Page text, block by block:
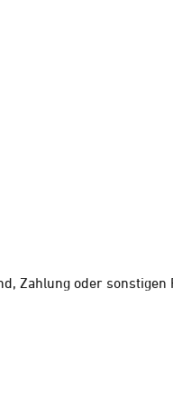
Zahlung oder sonstigen